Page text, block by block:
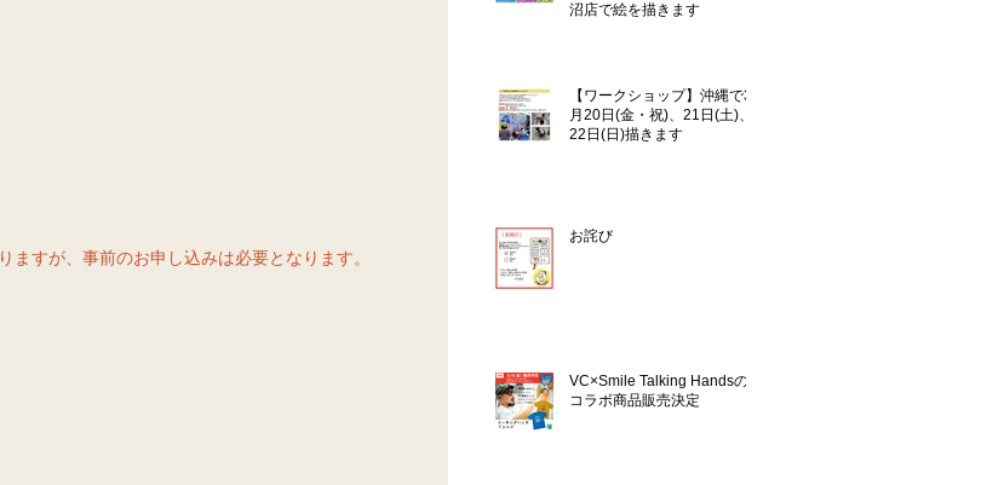
すが、事前のお申し込みは必要となります。
沼店で絵を描きます
【ワークショップ】沖縄で3
月20日(金・祝)、21日(土)、
22日(日)描きます
お詫び
VC×Smile Talking Handsの
コラボ商品販売決定